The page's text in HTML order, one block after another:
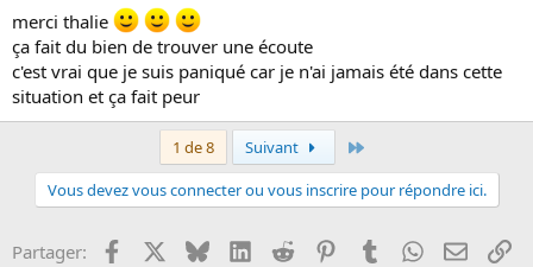
solutions
Courage à vous et tenez nous informés
merci thalie
ça fait du bien de trouver une écoute
c'est vrai que je suis paniqué car je n'ai jamais été dans cette
situation et ça fait peur
1 de 8 Suivant
Vous devez vous connecter ou vous inscrire pour répondre ici.
Partager: Facebook BlueskyLinkedInReddit PinterestTumblrWhatsApp
Email